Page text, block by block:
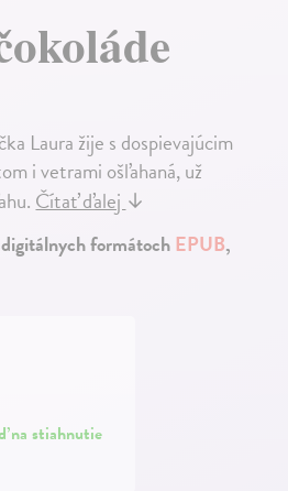
Laura žije s dospievajúcim
i vetrami ošľahaná, už
Čítať ďalej↓
formátochEPUB,
na stiahnutie